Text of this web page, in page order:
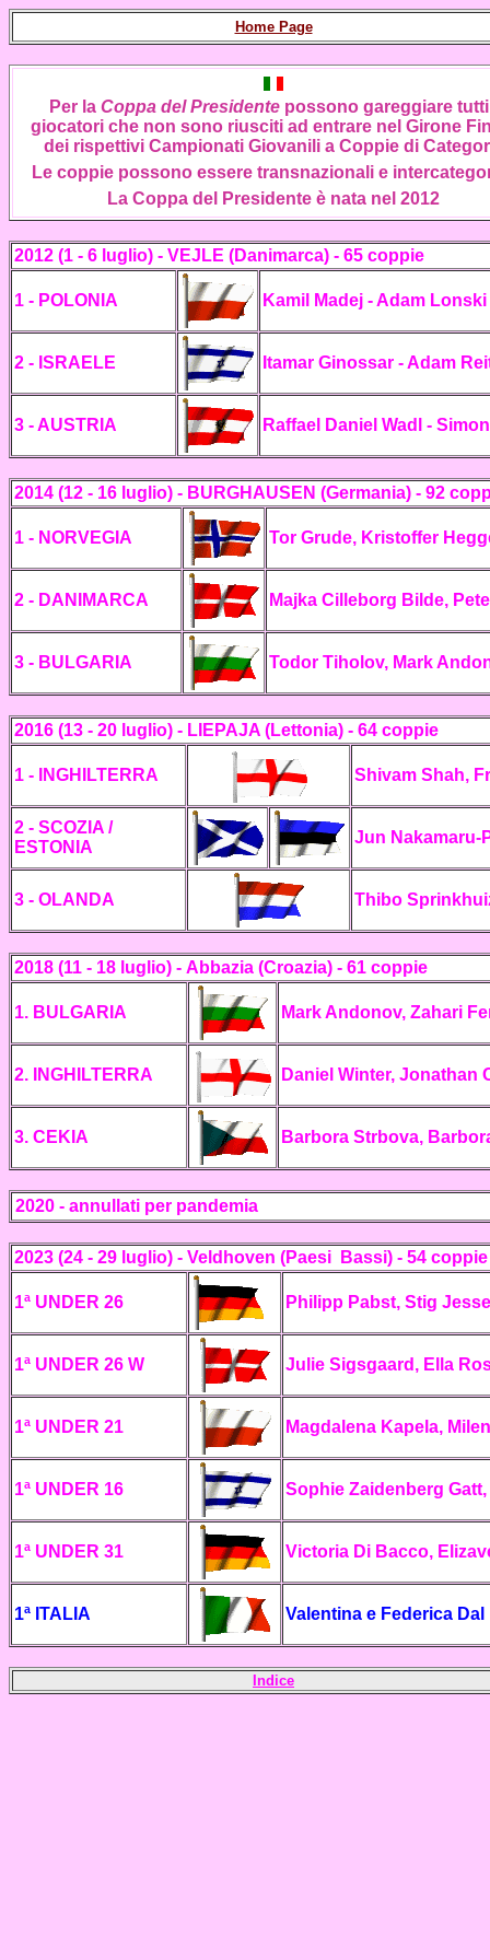
Home Page
Per la Coppa del Presidente possono gareggiare
giocatori che non sono riusciti ad entrare nel Girone
dei rispettivi Campionati Giovanili a Coppie di
Le coppie possono essere transnazionali e
La Coppa del Presidente è nata nel 2012
2012 (1 - 6 luglio) - VEJLE (Danimarca) - 65 coppie
1 - POLONIA Kamil Madej - Adam Lonski
2 - ISRAELE Itamar Ginossar - Adam
3 - AUSTRIA Raffael Daniel Wadl -
2014 (12 - 16 luglio) - BURGHAUSEN (Germania) - 92
1 - NORVEGIA Tor Grude, Kristoffer
2 - DANIMARCA Majka Cilleborg Bilde,
3 - BULGARIA Todor Tiholov, Mark
2016 (13 - 20 luglio) - LIEPAJA (Lettonia) - 64 coppie
1 - INGHILTERRA Shivam Shah,
2 - SCOZIA /
ESTONIA
Jun Nakamaru-
3 - OLANDA Thibo
2018 (11 - 18 luglio) - Abbazia (Croazia) - 61 coppie
1. BULGARIA Mark Andonov, Zahari
2. INGHILTERRA Daniel Winter, Jonathan
3. CEKIA Barbora Strbova,
2020 - annullati per pandemia
2023 (24 - 29 luglio) - Veldhoven (Paesi Bassi) - 54 coppie
1ª UNDER 26 Philipp Pabst, Stig
1ª UNDER 26 W Julie Sigsgaard, Ella
1ª UNDER 21 Magdalena Kapela,
1ª UNDER 16 Sophie Zaidenberg
1ª UNDER 31 Victoria Di Bacco,
1ª ITALIA Valentina e Federica
Indice